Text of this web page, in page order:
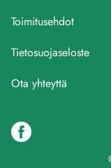
Toimitusehdot
Tietosuojaseloste
Ota yhteyttä